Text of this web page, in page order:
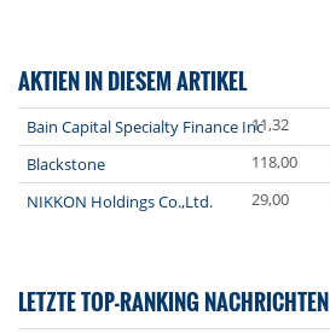
AKTIEN IN DIESEM ARTIKEL
Bain Capital Specialty Finance Inc11,32
Blackstone
118,00
NIKKON Holdings Co.,Ltd.
29,00
LETZTE TOP-RANKING NACHRICHTEN